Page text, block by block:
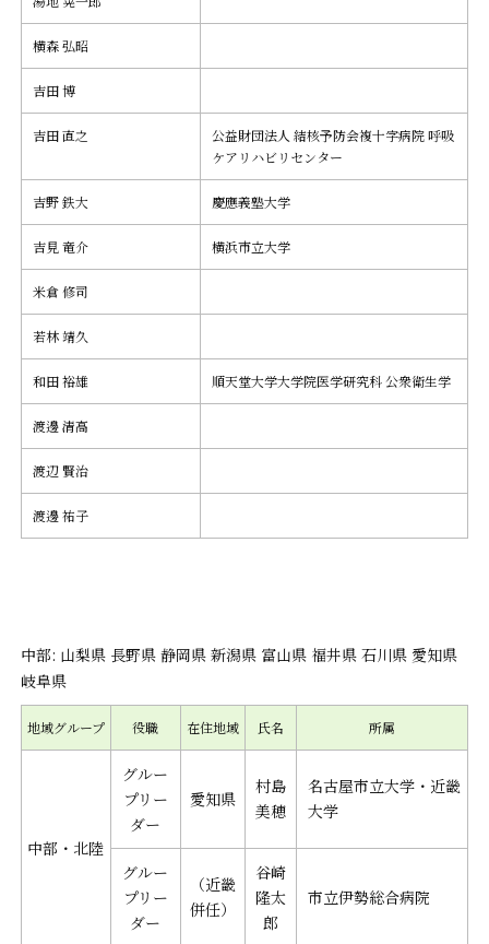
横森 弘昭
吉田 博
吉田 直之
公益財団法人 結核予防会複十字病院 呼吸
ケアリハビリセンター
吉野 鉄大 慶應義塾大学
吉見 竜介 横浜市立大学
米倉 修司
若林 靖久
和田 裕雄 順天堂大学大学院医学研究科 公衆衛生学
渡邊 清高
渡辺 賢治
渡邊 祐子
中部: 山梨県 長野県 静岡県 新潟県 富山県 福井県 石川県 愛知県
岐阜県
地域グループ 役職 在住地域 氏名 所属
中部・北陸
グルー
プリー
ダー
愛知県
村島
美穂
名古屋市立大学・近畿
大学
グルー
プリー
ダー
（近畿
併任）
谷崎
隆太
郎
市立伊勢総合病院